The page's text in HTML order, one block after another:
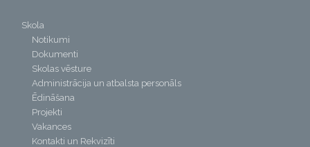
Skola
Notikumi
Dokumenti
Skolas vēsture
Administrācija un atbalsta personāls
Ēdināšana
Projekti
Vakances
Kontakti un Rekvizīti